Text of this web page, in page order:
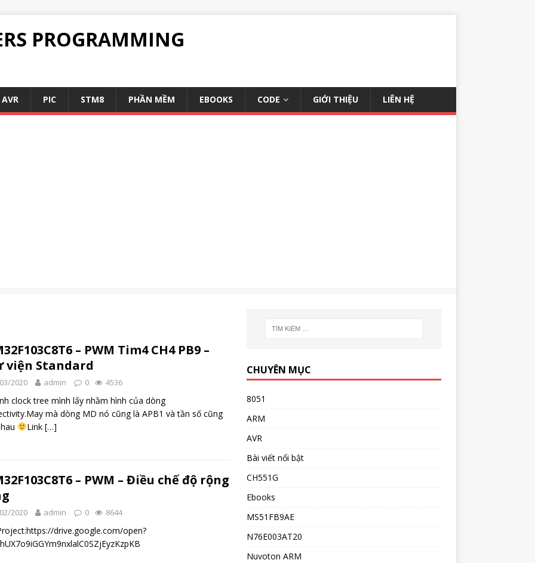
PROGRAMMING
AVR PIC STM8 PHẦN MỀM EBOOKS CODE GIỚI THIỆU LIÊN HỆ
– PWM Tim4 CH4 PB9 –
viện Standard
2020 admin 0 4536
clock tree mình lấy nhầm hình của dòng
mà dòng MD nó cũng là APB1 và tần số cũng
Link […]
– PWM – Điều chế độ rộng
2020 admin 0 8644
drive.google.com/open?
CHUYÊN MỤC
8051
ARM
AVR
Bài viết nổi bật
CH551G
Ebooks
MS51FB9AE
N76E003AT20
Nuvoton ARM